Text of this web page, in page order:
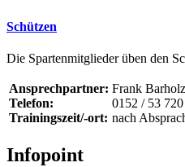
Schützen
Die Spartenmitglieder üben den
Ansprechpartner:
Telefon:
Trainingszeit/-ort:
Frank Barholz
0152 / 53
nach
Infopoint